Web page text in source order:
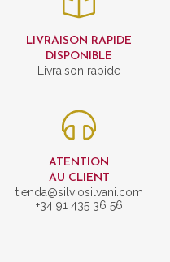
LIVRAISON RAPIDE
DISPONIBLE
Livraison rapide
ATENTION
AU CLIENT
tienda@silviosilvani.com
+34 91 435 36 56